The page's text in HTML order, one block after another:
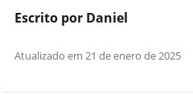
Escrito por Daniel
Atualizado em 21 de enero de 2025